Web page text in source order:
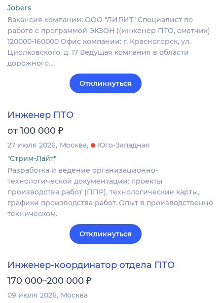
Jobers
Вакансия компании: ООО "ЛИЛИТ" Специалист по
работе с программой ЭКЗОН ((инженер ПТО, сметчик)
120000-160000 Офис компании: г. Красногорск, ул.
Циолковского, д. 17 Ведущая компания в области
дорожного…
Откликнуться
Инженер ПТО
от 100 000 ₽
27 июля 2026 Москва
Юго-Западная
"Стрим-Лайт"
Разработка и ведение организационно-
технологической документации: проекты
производства работ (ППР), технологические карты,
графики производства работ. Опыт в производственно
техническом.
Откликнуться
Инженер-координатор отдела ПТО
170 000–200 000 ₽
09 июля 2026 Москва